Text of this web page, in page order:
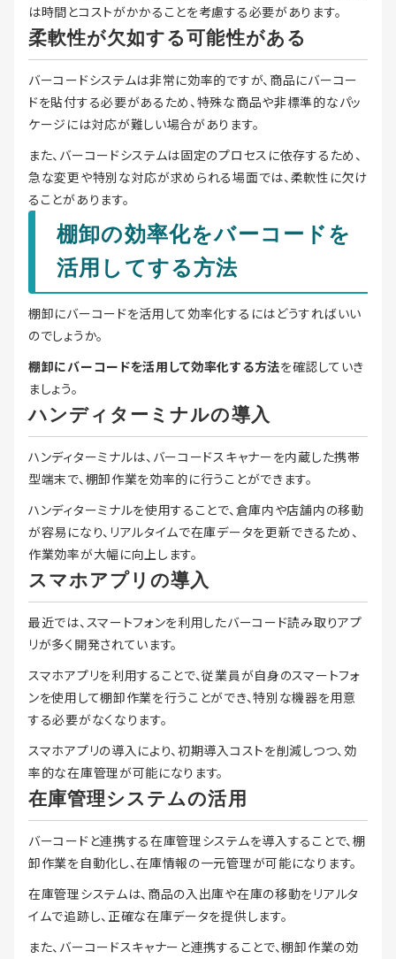
は時間とコストがかかることを考慮する必要があります。
柔軟性が欠如する可能性がある
バーコードシステムは非常に効率的ですが、商品にバーコー
ドを貼付する必要があるため、特殊な商品や非標準的なパッ
ケージには対応が難しい場合があります。
また、バーコードシステムは固定のプロセスに依存するため、
急な変更や特別な対応が求められる場面では、柔軟性に欠け
ることがあります。
棚卸の効率化をバーコードを
活用してする方法
棚卸にバーコードを活用して効率化するにはどうすればいい
のでしょうか。
棚卸にバーコードを活用して効率化する方法を確認していき
ましょう。
ハンディターミナルの導入
ハンディターミナルは、バーコードスキャナーを内蔵した携帯
型端末で、棚卸作業を効率的に行うことができます。
ハンディターミナルを使用することで、倉庫内や店舗内の移動
が容易になり、リアルタイムで在庫データを更新できるため、
作業効率が大幅に向上します。
スマホアプリの導入
最近では、スマートフォンを利用したバーコード読み取りアプ
リが多く開発されています。
スマホアプリを利用することで、従業員が自身のスマートフォ
ンを使用して棚卸作業を行うことができ、特別な機器を用意
する必要がなくなります。
スマホアプリの導入により、初期導入コストを削減しつつ、効
率的な在庫管理が可能になります。
在庫管理システムの活用
バーコードと連携する在庫管理システムを導入することで、棚
卸作業を自動化し、在庫情報の一元管理が可能になります。
在庫管理システムは、商品の入出庫や在庫の移動をリアルタ
イムで追跡し、正確な在庫データを提供します。
また、バーコードスキャナーと連携することで、棚卸作業の効